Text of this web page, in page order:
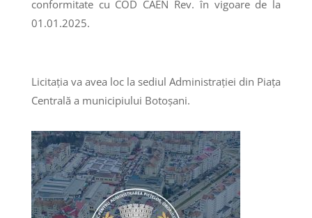
conformitate cu COD CAEN Rev. în vigoare de la
01.01.2025.
Licitaţia va avea loc la sediul Administrației din Piața
Centrală a municipiului Botoșani.